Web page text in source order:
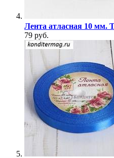
Лента атласная 10 мм.
79 руб.